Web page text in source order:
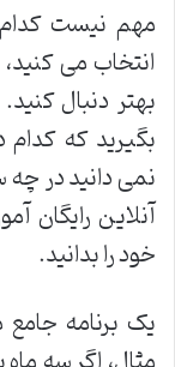
مهم نیست
انتخاب می
بهتر دنبال
بگیرید که
نمی دانید در
آنلاین رایگان
خود را بدانید.
یک برنامه جامع